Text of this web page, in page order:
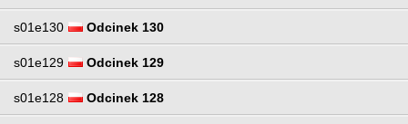
s01e130 Odcinek 130
s01e129 Odcinek 129
s01e128 Odcinek 128